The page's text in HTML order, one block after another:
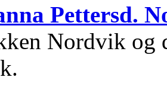
Pettersd.
Nordvik og